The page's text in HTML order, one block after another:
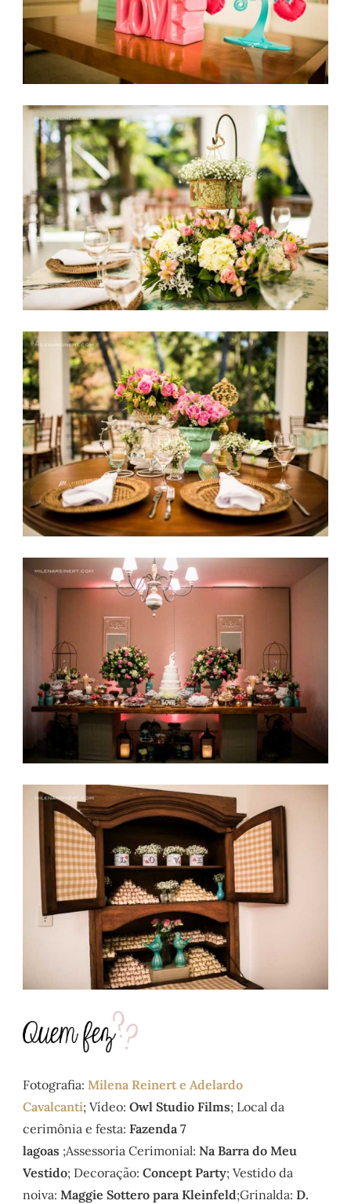
Fotografia:Milena Reinert e Adelardo
Cavalcanti; Vídeo: Owl Studio Films; Local da
cerimônia e festa:Fazenda 7
lagoas ;Assessoria Cerimonial:Na Barra do Meu
Vestido; Decoração:Concept Party; Vestido da
noiva: Maggie Sottero para Kleinfeld;Grinalda: D.